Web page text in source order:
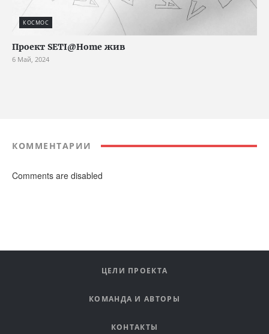
КОСМОС
Проект SETI@Home жив
6 Май, 2024
КОММЕНТАРИИ
Comments are disabled
ЦЕЛИ ПРОЕКТА
КОМАНДА И АВТОРЫ
КОНТАКТЫ